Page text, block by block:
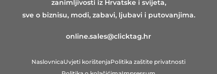
zanimljivosti iz Hrvatske i svijeta,
sve o biznisu, modi, zabavi, ljubavi i putovanjima.
online.sales@clicktag.hr
NaslovnicaUvjeti korištenjaPolitika zaštite privatnosti